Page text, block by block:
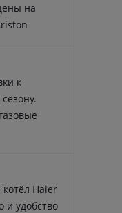
на
к
Haier
и удобство